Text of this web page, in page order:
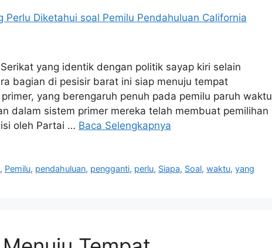
yang identik dengan politik sayap kiri selain
bagian di pesisir barat ini siap menuju tempat
yang berengaruh penuh pada pemilu paruh waktu
dalam sistem primer mereka telah membuat pemilihan
oleh Partai … Baca Selengkapnya
, Pemilu, pendahuluan, pengganti, perlu, Siapa, Soal,waktu,yang